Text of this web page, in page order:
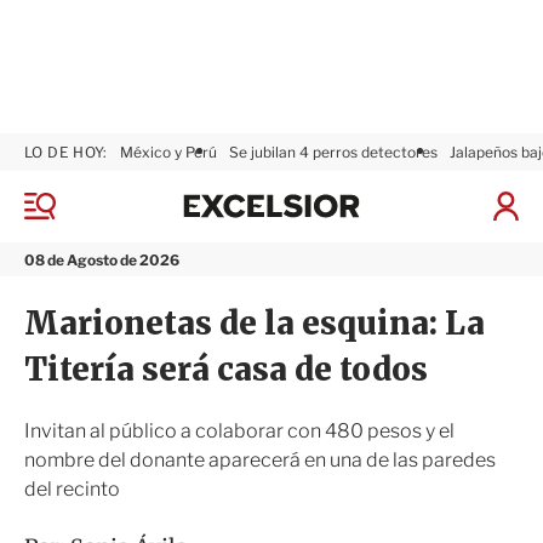
M
n
08 de Agosto de 2026
LO DE HOY: México y Perú Se jubilan 4 perros detectores Jalapeños
I
x
i
r
Marionetas de la esquina: La
Titería será casa de todos
Invitan al público a colaborar con 480 pesos y el
nombre del donante aparecerá en una de las paredes
del recinto